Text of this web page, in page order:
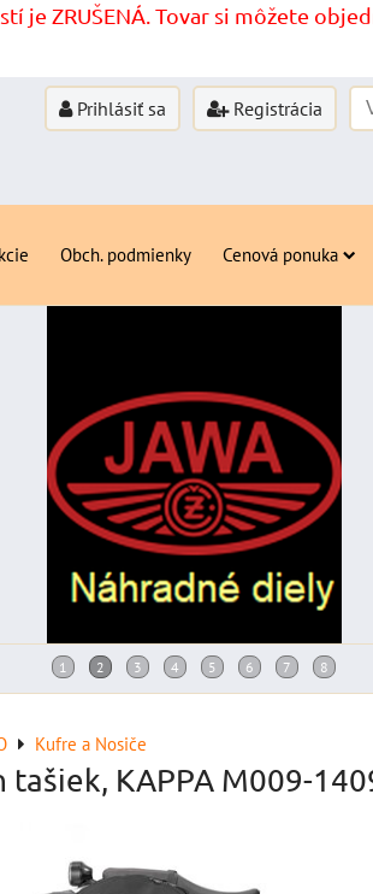
je ZRUŠENÁ. Tovar si môžete
Prihlásiť sa Registrácia
Obch. podmienky Cenová ponuka
Kufre a Nosiče
tašiek, KAPPA M009-